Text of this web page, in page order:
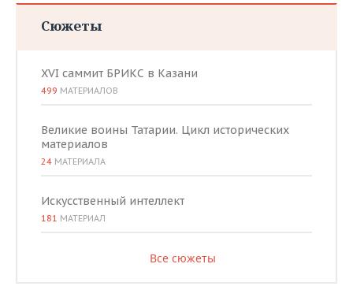
Сюжеты
XVI саммит БРИКС в Казани
499 МАТЕРИАЛОВ
Великие воины Татарии. Цикл исторических
материалов
24 МАТЕРИАЛА
Искусственный интеллект
181 МАТЕРИАЛ
Все сюжеты